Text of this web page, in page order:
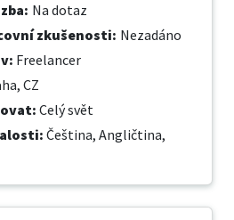
: Na dotaz
zkušenosti: Nezadáno
: Freelancer
CZ
: Celý svět
: Čeština, Angličtina,